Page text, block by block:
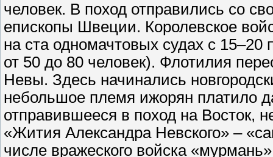
человек. В поход отправились со
епископы Швеции. Королевское
на ста одномачтовых судах с
от 50 до 80 человек). Флотилия
Невы. Здесь начинались
небольшое племя ижорян платило
отправившееся в поход на Восток,
«Жития Александра Невского» –
числе вражеского войска